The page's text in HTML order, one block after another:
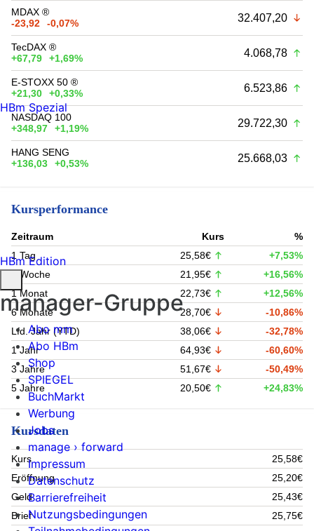
MDAX ®
-23,92
-0,07% 32.407,20
TecDAX ®
+67,79
+1,69% 4.068,78
E-STOXX 50 ®
+21,30
+0,33% 6.523,86
NASDAQ 100
+348,97
+1,19% 29.722,30
HANG SENG
+136,03
+0,53% 25.668,03
Kursperformance
Zeitraum Kurs
%
1 Tag
25,58€
+7,53%
1 Woche
21,95€
+16,56%
1 Monat
22,73€
+12,56%
6 Monate
28,70€
-10,86%
Lfd. Jahr (YTD)
38,06€
-32,78%
1 Jahr
64,93€
-60,60%
3 Jahre
51,67€
-50,49%
5 Jahre
20,50€ +24,83%
Kursdaten
Kurs
25,58€
Eröffnung
25,20€
Geld
25,43€
Brief
25,75€
HBm Spezial
HBm Edition
manager-Gruppe
Abo mm
Abo HBm
Shop
SPIEGEL
BuchMarkt
Werbung
Jobs
manage › forward
Impressum
Datenschutz
Barrierefreiheit
Nutzungsbedingungen